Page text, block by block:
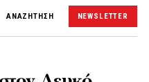
ΑΝΑΖΗΤΗΣΗ NEWSLETTER